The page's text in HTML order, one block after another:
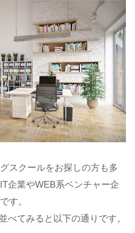
スクールをお探しの方も多
企業やWEB系ベンチャー企
す。
べてみると以下の通りです。